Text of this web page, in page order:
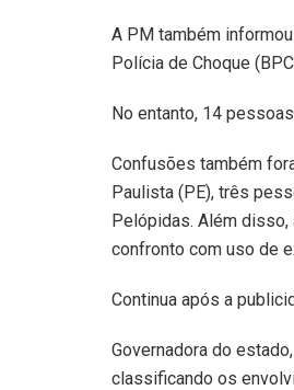
A PM também
Polícia de Choque
No entanto, 14
Confusões também
Paulista (PE), três
Pelópidas. Além disso,
confronto com uso de
Continua após a
Governadora do
classificando os